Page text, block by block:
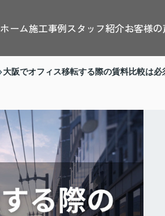
ホーム施工事例スタッフ紹介お客様
大阪でオフィス移転する際の賃料比較は